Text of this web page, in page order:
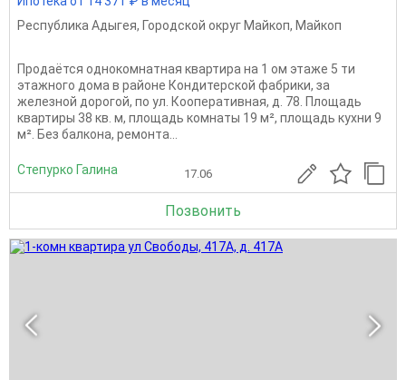
Республика Адыгея, Городской округ Майкоп, Майкоп
Продаётся однокомнатная квартира на 1 ом этаже 5 ти
этажного дома в районе Кондитерской фабрики, за
железной дорогой, по ул. Кооперативная, д. 78. Площадь
квартиры 38 кв. м, площадь комнаты 19 м², площадь кухни 9
м². Без балкона, ремонта...
Степурко Галина 17.06
Позвонить